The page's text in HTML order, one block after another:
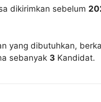
dikirimkan sebelum
yang dibutuhkan,
sebanyak 3 Kandidat.